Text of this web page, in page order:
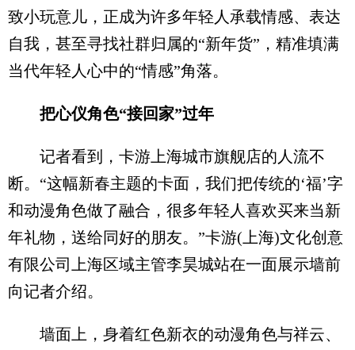
致小玩意儿，正成为许多年轻人承载情感、表达
自我，甚至寻找社群归属的“新年货”，精准填满
当代年轻人心中的“情感”角落。
把心仪角色“接回家”过年
记者看到，卡游上海城市旗舰店的人流不
断。“这幅新春主题的卡面，我们把传统的‘福’字
和动漫角色做了融合，很多年轻人喜欢买来当新
年礼物，送给同好的朋友。”卡游(上海)文化创意
有限公司上海区域主管李昊城站在一面展示墙前
向记者介绍。
墙面上，身着红色新衣的动漫角色与祥云、